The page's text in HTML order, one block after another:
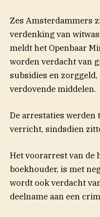
Zes Amsterdammers
verdenking van
meldt het Openbaar
worden verdacht van
subsidies en
verdovende middelen.
De arrestaties werden
verricht, sindsdien
Het voorarrest van de
boekhouder, is met
wordt ook verdacht
deelname aan een